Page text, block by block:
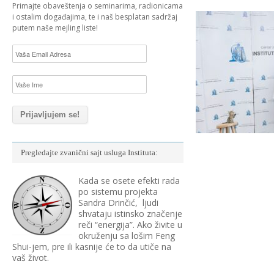
Primajte obaveštenja o seminarima, radionicama
i ostalim događajima, te i naš besplatan sadržaj
putem naše mejling liste!
Pregledajte zvanični sajt usluga Instituta:
Kada se osete efekti rada
po sistemu projekta
Sandra Drinčić, ljudi
shvataju istinsko značenje
reči “energija”. Ako živite u
okruženju sa lošim Feng
Shui-jem, pre ili kasnije će to da utiče na
vaš život.